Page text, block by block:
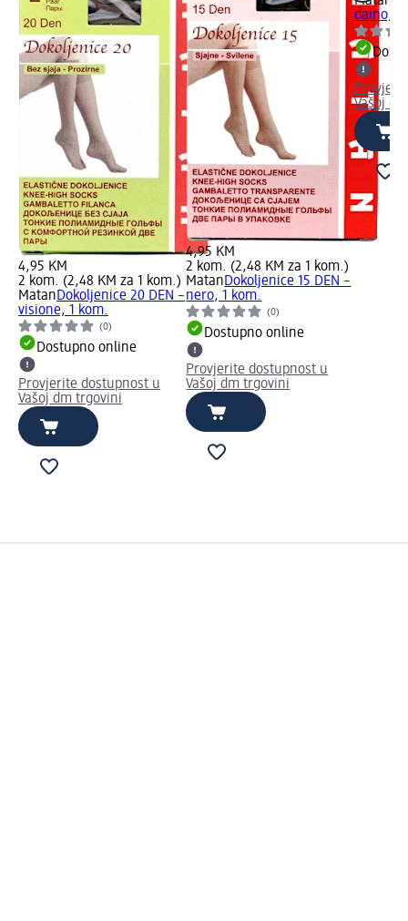
4,95 KM
2 kom. (2,48 KM za 1 kom.)
MatanDokoljenice 20 DEN –
visione, 1 kom.
(0)
Dostupno online
Provjerite dostupnost u
Vašoj dm trgovini
4,95 KM
2 kom. (2,48 KM za 1 kom.)
MatanDokoljenice 15 DEN –
nero, 1 kom.
(0)
Dostupno online
Provjerite dostupnost u
Vašoj dm trgovini
daino, 1
Vašoj